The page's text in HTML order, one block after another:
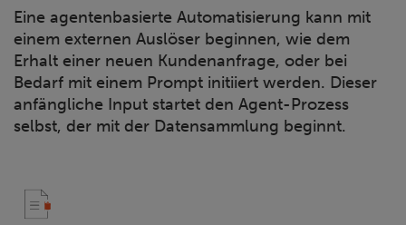
Eine agentenbasierte Automatisierung kann mit
einem externen Auslöser beginnen, wie dem
Erhalt einer neuen Kundenanfrage, oder bei
Bedarf mit einem Prompt initiiert werden. Dieser
anfängliche Input startet den Agent-Prozess
selbst, der mit der Datensammlung beginnt.